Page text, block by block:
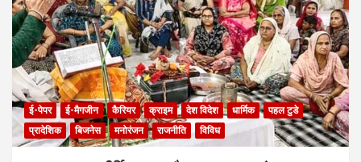
ई-पेपर ई-मैगजीन कैरियर क्राइम देश विदेश धार्मिक
पहल टुडे
प्रादेशिक
बिजनेस मनोरंजन राजनीति विविध